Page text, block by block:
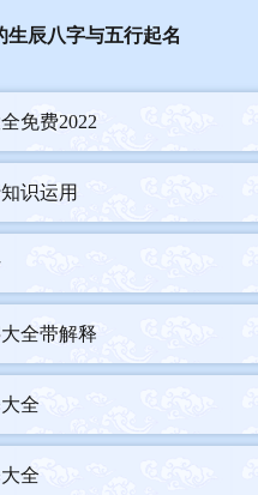
生辰八字与五行起名
免费2022
识运用
全带解释
全
全